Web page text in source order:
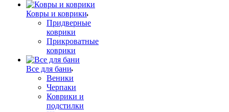
Ковры и коврики
Придверные
коврики
Прикроватные
коврики
Все для бани
Веники
Черпаки
Коврики и
подстилки